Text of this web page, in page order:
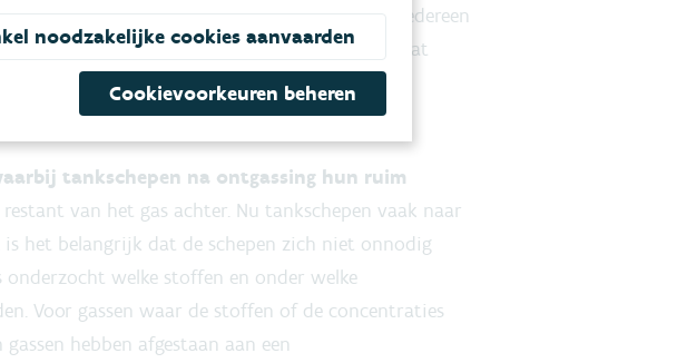
handhavingsbeleidom ervoor te zorgen dat iedereen
op verenigbare transporten. Dit wil zeggen dat
tanks niet moeten gereinigd worden voor een
tankschepen na ontgassing hun ruim
van het gas achter. Nu tankschepen vaak naar
het belangrijk dat de schepen zich niet onnodig
welke stoffen en onder welke
Voor gassen waar de stoffen of de concentraties
hebben afgestaan aan een
noodzakelijke cookies aanvaarden
Cookievoorkeuren beheren